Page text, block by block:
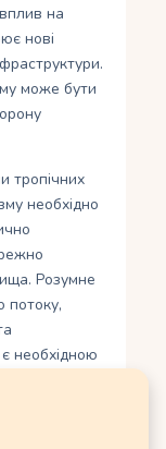
на
нові
може бути
тропічних
необхідно
Розумне
потоку,
необхідною